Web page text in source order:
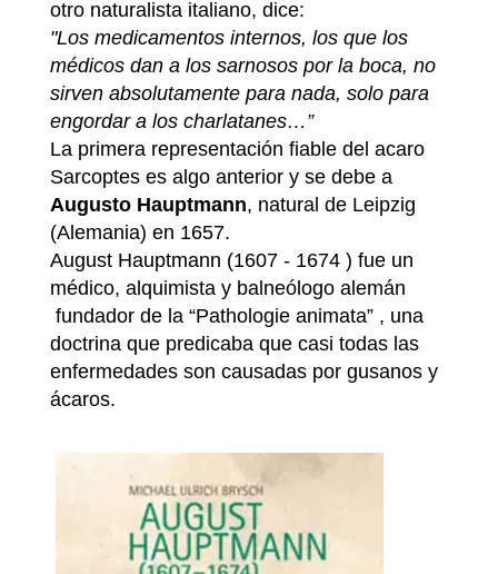
otro naturalista italiano, dice:
"Los medicamentos internos, los que los
médicos dan a los sarnosos por la boca, no
sirven absolutamente para nada, solo para
engordar a los charlatanes…”
La primera representación fiable del acaro
Sarcoptes es algo anterior y se debe a
Augusto Hauptmann, natural de Leipzig
(Alemania) en 1657.
August Hauptmann (1607 - 1674 ) fue un
médico, alquimista y balneólogo alemán
fundador de la “Pathologie animata” , una
doctrina que predicaba que casi todas las
enfermedades son causadas por gusanos y
ácaros.